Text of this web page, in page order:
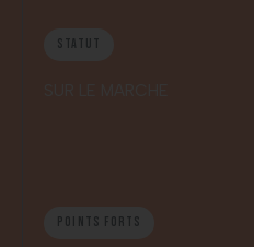
Statut
Points forts